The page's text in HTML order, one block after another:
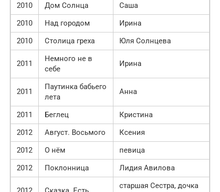
2010
Дом Солнца
Саша
2010
Над городом
Ирина
2010
Столица греха Юля Солнцева
2011
Немного не в
себе
Ирина
2011
Паутинка бабьего
лета
Анна
2011 Беглец
Кристина
2012
Август. Восьмого
Ксения
2012
О нём
певица
2012
Поклонница Лидия Авилова
старшая Сестра, дочка